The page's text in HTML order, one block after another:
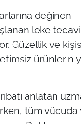
değinen
leke
Güzellik ve
ürünlerin
anlatan
tüm vücuda